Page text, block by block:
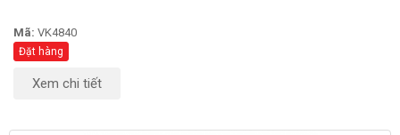
Mã: VK4840
Đặt hàng
Xem chi tiết